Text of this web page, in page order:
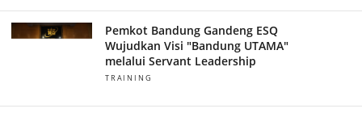
Pemkot Bandung Gandeng ESQ
Wujudkan Visi "Bandung UTAMA"
melalui Servant Leadership
TRAINING